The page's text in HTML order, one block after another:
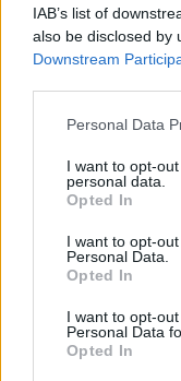
IAB’s list of
also be disclosed by
Downstream
Personal Data
I want to opt-
personal data.
Opted In
I want to opt-
Personal Data.
Opted In
I want to opt-
Personal Data
Opted In
Μόνιμοι διορισμοί
υποβολή αιτήσεων
8 Αυγούστου, 2026
Κολομβίας – Ο
8 Αυγούστου, 2026
«Καμίνι» η χώρα:
8 Αυγούστου, 2026